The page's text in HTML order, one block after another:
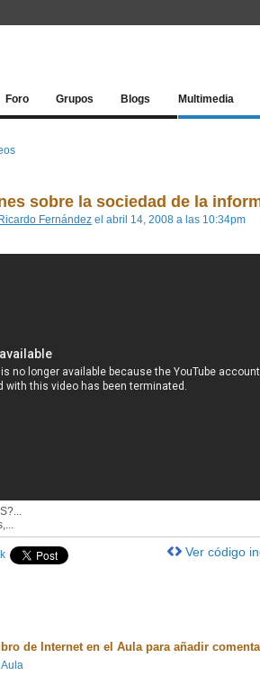
Foro Grupos Blogs Multimedia
sobre la sociedad de la
Ricardo Fernández el abril 14, 2008 a las 10:34pm
Ver código
de Internet en el Aula para añadir